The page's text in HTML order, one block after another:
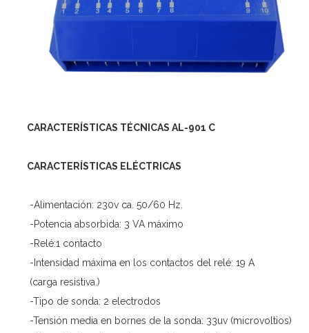
CARACTERÍSTICAS TÉCNICAS AL-901 C
CARACTERÍSTICAS ELÉCTRICAS
-Alimentación: 230v ca. 50/60 Hz.
-Potencia absorbida: 3 VA máximo
-Relé:1 contacto
-Intensidad máxima en los contactos del relé: 19 A
(carga resistiva.)
-Tipo de sonda: 2 electrodos
-Tensión media en bornes de la sonda: 33uv (microvoltios)